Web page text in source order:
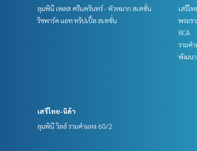
ลุมพินี เพลส ศรีนครินทร์ - หัวหมาก สเตชั่น
ริชพาร์ค แอท ทริปเปิ้ล สเตชั่น
เสรีไทย-นิด้า
ลุมพินี วิลล์ รามคำแหง 60/2
เสรีไ
พระร
RCA
รามค
พัฒนา